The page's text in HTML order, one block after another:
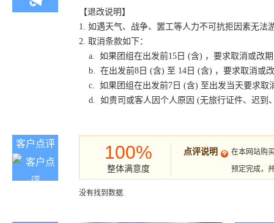
【退改说明】
1. 如遇天气、战争、罢工等人力不可抗拒因素无
2. 取消条款如下：
a. 如果团组在出发前15日 (含) ，要求取消或改
b. 在出发前8日 (含) 至 14日 (含) ，要求取消或
c. 如果团组在出发前7日 (含) 至出发当天要求取
d. 如贵司或客人因个人原因 (无旅行证件、迟到
客户点评 100%
整体满意度
点评说明
在本网站购
预定完成，
没有找到数据.